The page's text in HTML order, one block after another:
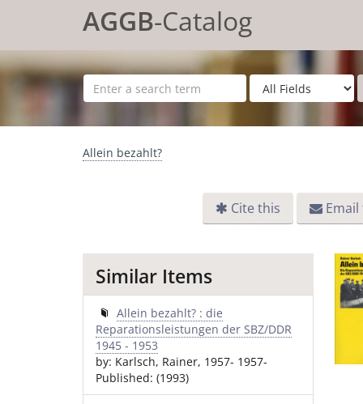
AGGB-Catalog
Allein bezahlt?
Cite this
Similar Items
Allein bezahlt? : die
Reparationsleistungen der SBZ/DDR
1945 - 1953
by: Karlsch, Rainer, 1957- 1957-
Published: (1993)